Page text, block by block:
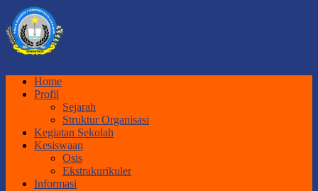
Home
Profil
Sejarah
Struktur Organisasi
Kegiatan Sekolah
Kesiswaan
Osis
Ekstrakurikuler
Informasi